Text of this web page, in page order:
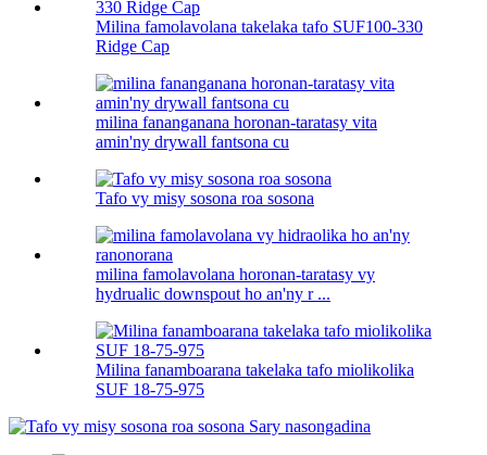
Milina famolavolana takelaka tafo SUF100-330
Ridge Cap
milina fananganana horonan-taratasy vita
amin'ny drywall fantsona cu
Tafo vy misy sosona roa sosona
milina famolavolana horonan-taratasy vy
hydrualic downspout ho an'ny r ...
Milina fanamboarana takelaka tafo miolikolika
SUF 18-75-975